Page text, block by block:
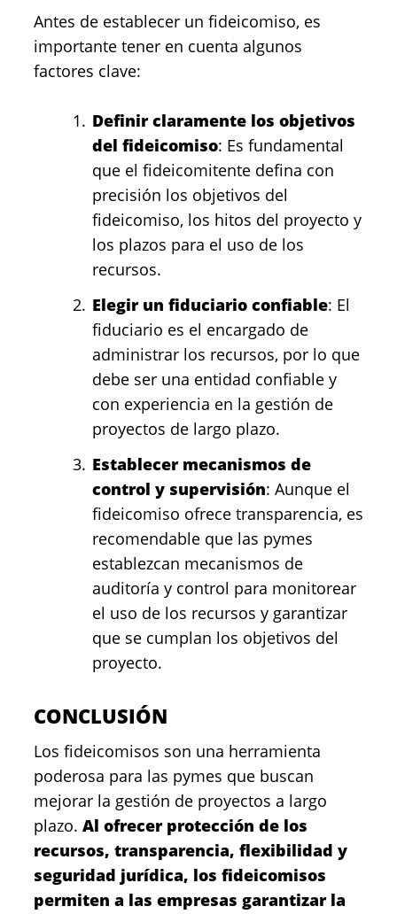
Antes de establecer un fideicomiso, es
importante tener en cuenta algunos
factores clave:
Definir claramente los objetivos
del fideicomiso: Es fundamental
que el fideicomitente defina con
precisión los objetivos del
fideicomiso, los hitos del proyecto y
los plazos para el uso de los
recursos.
Elegir un fiduciario confiable: El
fiduciario es el encargado de
administrar los recursos, por lo que
debe ser una entidad confiable y
con experiencia en la gestión de
proyectos de largo plazo.
Establecer mecanismos de
control y supervisión: Aunque el
fideicomiso ofrece transparencia, es
recomendable que las pymes
establezcan mecanismos de
auditoría y control para monitorear
el uso de los recursos y garantizar
que se cumplan los objetivos del
proyecto.
CONCLUSIÓN
Los fideicomisos son una herramienta
poderosa para las pymes que buscan
mejorar la gestión de proyectos a largo
plazo. Al ofrecer protección de los
recursos, transparencia, flexibilidad y
seguridad jurídica, los fideicomisos
permiten a las empresas garantizar la